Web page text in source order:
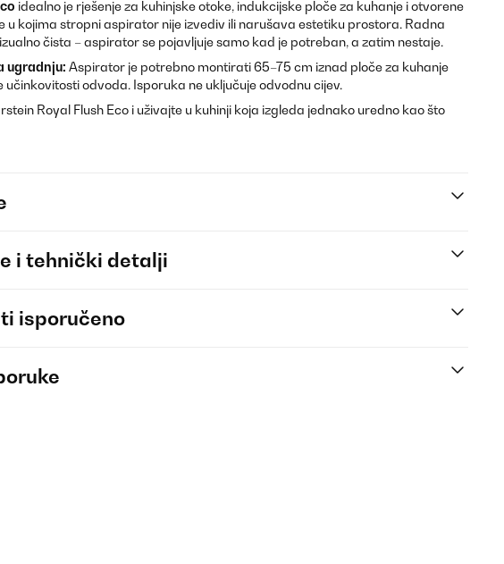
idealno je rješenje za kuhinjske otoke, indukcijske ploče za kuhanje i otvorene
u kojima stropni aspirator nije izvediv ili narušava estetiku prostora. Radna
čista – aspirator se pojavljuje samo kad je potreban, a zatim nestaje.
ugradnju: Aspirator je potrebno montirati 65–75 cm iznad ploče za kuhanje
učinkovitosti odvoda. Isporuka ne uključuje odvodnu cijev.
Royal Flush Eco i uživajte u kuhinji koja izgleda jednako uredno kao što
i tehnički detalji
isporučeno